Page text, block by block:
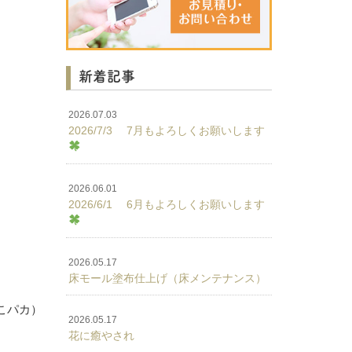
パカ）
新着記事
2026.07.03
2026/7/3 7月もよろしくお願いします
2026.06.01
2026/6/1 6月もよろしくお願いします
2026.05.17
床モール塗布仕上げ（床メンテナンス）
2026.05.17
花に癒やされ